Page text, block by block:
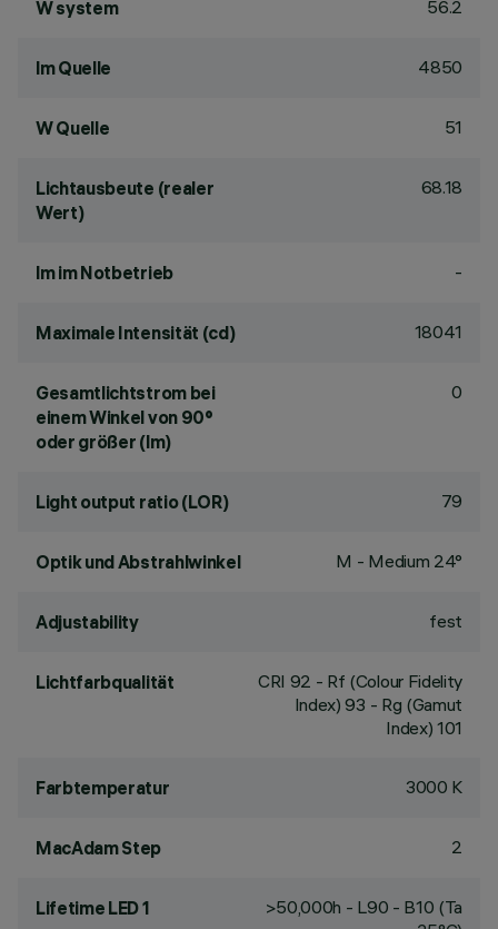
W system 56.2
lm Quelle 4850
W Quelle 51
Lichtausbeute (realer
Wert)
68.18
lm im Notbetrieb -
Maximale Intensität (cd) 18041
Gesamtlichtstrom bei
einem Winkel von 90°
oder größer (lm)
0
Light output ratio (LOR) 79
Optik und Abstrahlwinkel M - Medium 24°
Adjustability fest
Lichtfarbqualität CRI 92 - Rf (Colour Fidelity
Index) 93 - Rg (Gamut
Index) 101
Farbtemperatur 3000 K
MacAdam Step 2
Lifetime LED 1
>50,000h - L90 - B10 (Ta